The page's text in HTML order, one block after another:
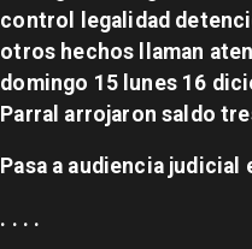
control legalidad
otros hechos llaman
domingo 15 lunes 16
Parral arrojaron saldo
Pasa a audiencia judicial
. . . .